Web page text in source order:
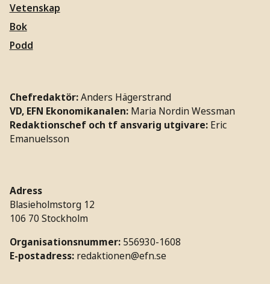
Vetenskap
Bok
Podd
Chefredaktör:Anders Hägerstrand
VD, EFN Ekonomikanalen: Maria Nordin Wessman
Redaktionschef och tf ansvarig utgivare: Eric
Emanuelsson
Adress
Blasieholmstorg 12
106 70 Stockholm
Organisationsnummer: 556930-1608
E-postadress: redaktionen@efn.se